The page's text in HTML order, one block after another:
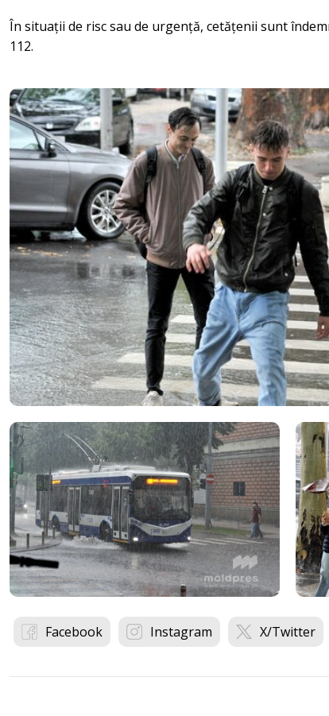
În situații de risc sau de urgență, cetățenii sunt
112.
Facebook Instagram X/Twitter